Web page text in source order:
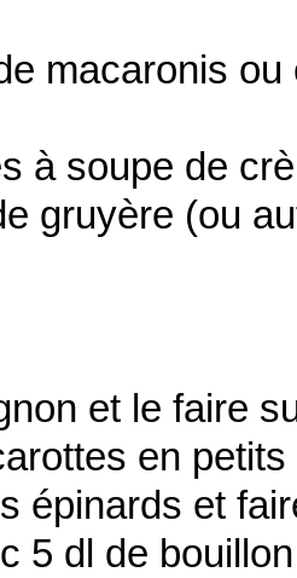
macaronis ou
à soupe de
gruyère (ou
et le faire
en
épinards et
5 dl de